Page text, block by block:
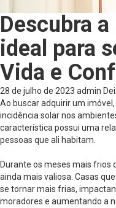
Descubra
ideal para
Vida e
28 de julho de 2023 admin
Ao buscar adquirir um
incidência solar nos
característica possui uma
pessoas que ali habitam.
Durante os meses mais frios
ainda mais valiosa. Casas
se tornar mais frias,
moradores e aumentando a